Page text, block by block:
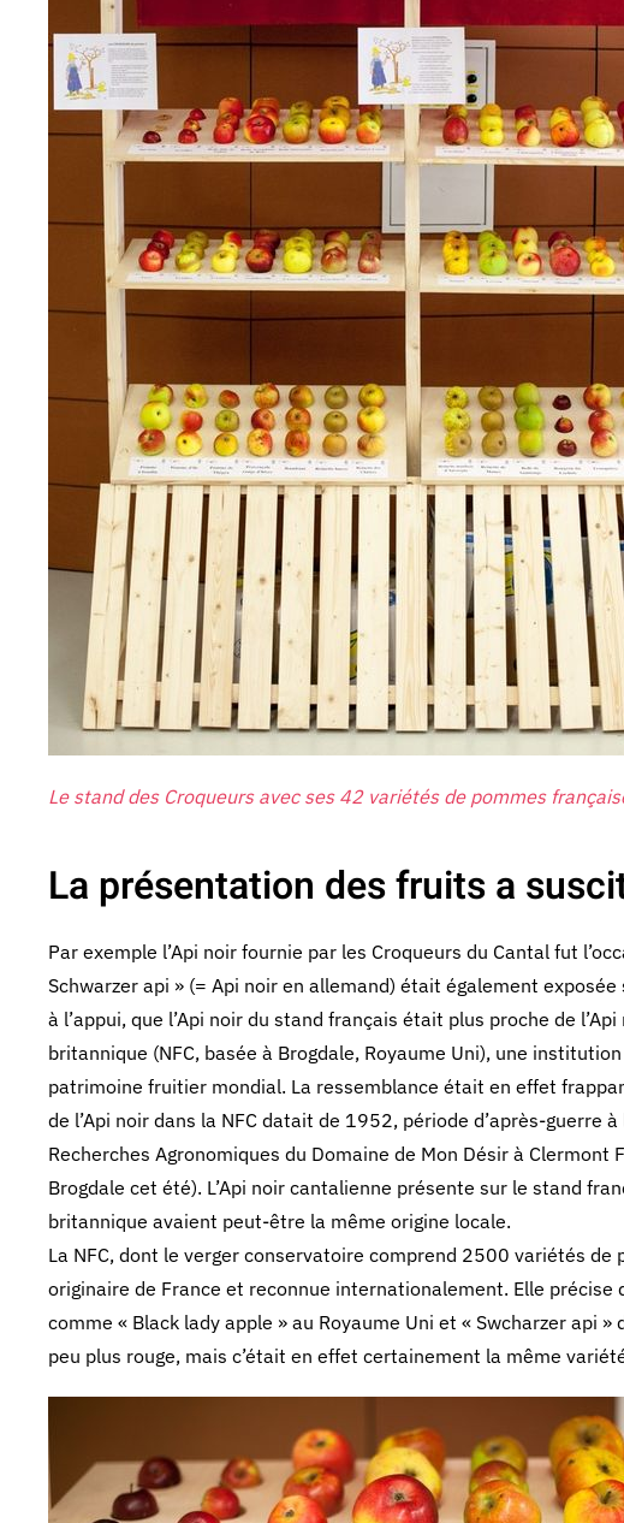
Le stand des Croqueurs avec ses 42 variétés de pommes
La présentation des fruits a
Par exemple l’Api noir fournie par les Croqueurs du Cantal fut
Schwarzer api » (= Api noir en allemand) était également
à l’appui, que l’Api noir du stand français était plus proche de
britannique (NFC, basée à Brogdale, Royaume Uni), une
patrimoine fruitier mondial. La ressemblance était en effet
de l’Api noir dans la NFC datait de 1952, période d’après-
Recherches Agronomiques du Domaine de Mon Désir à
Brogdale cet été). L’Api noir cantalienne présente sur le stand
britannique avaient peut-être la même origine locale.
La NFC, dont le verger conservatoire comprend 2500 variétés
originaire de France et reconnue internationalement. Elle précise
comme « Black lady apple » au Royaume Uni et « Swcharzer api
peu plus rouge, mais c’était en effet certainement la même